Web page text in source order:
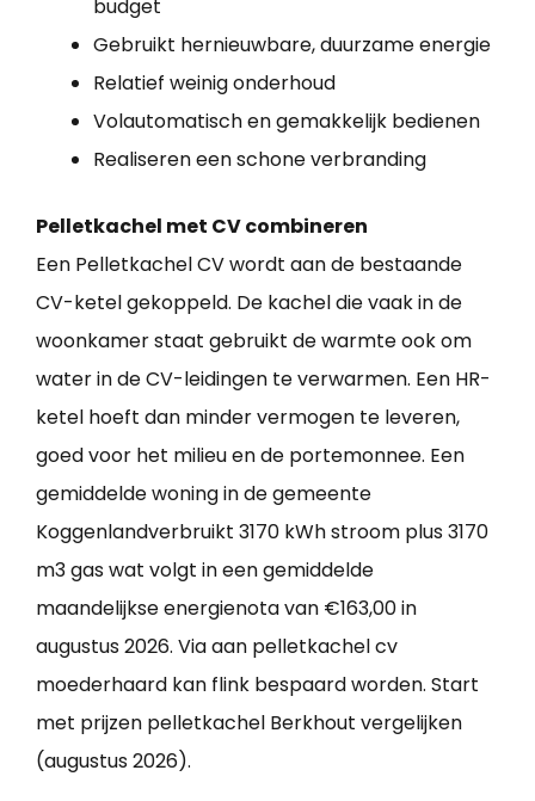
budget
Gebruikt hernieuwbare, duurzame energie
Relatief weinig onderhoud
Volautomatisch en gemakkelijk bedienen
Realiseren een schone verbranding
Pelletkachel met CV combineren
Een Pelletkachel CV wordt aan de bestaande
CV-ketel gekoppeld. De kachel die vaak in de
woonkamer staat gebruikt de warmte ook om
water in de CV-leidingen te verwarmen. Een HR-
ketel hoeft dan minder vermogen te leveren,
goed voor het milieu en de portemonnee. Een
gemiddelde woning in de gemeente
Koggenlandverbruikt 3170 kWh stroom plus 3170
m3 gas wat volgt in een gemiddelde
maandelijkse energienota van €163,00 in
augustus 2026. Via aan pelletkachel cv
moederhaard kan flink bespaard worden. Start
met prijzen pelletkachel Berkhout vergelijken
(augustus 2026).